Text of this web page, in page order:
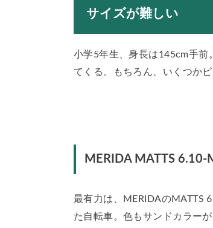
サイズが難しい
小学5年生、身長は145cm手前
てくる。もちろん、いくつか
MERIDA MATTS 6.10-
最有力は、MERIDAのMATTS
た自転車。色もサンドカラー